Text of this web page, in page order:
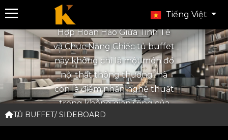
Tiếng Việt
Tủ Buffet Tối Giản - Sự Kết
Hợp Hoàn Hảo Giữa Tinh Tế
và Chức Năng Chiếc tủ buffet
này không chỉ là một món đồ
nội thất thông thường mà
còn là điểm nhấn nghệ thuật
trong không gian sống của
bạn. Được chế tác từ gỗ tự
TỦ BUFFET/ SIDEBOARD